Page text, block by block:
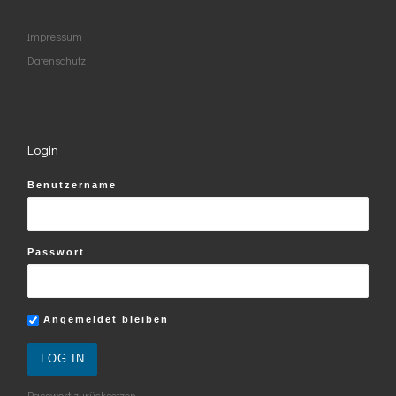
Impressum
Datenschutz
Login
Benutzername
Passwort
Angemeldet bleiben